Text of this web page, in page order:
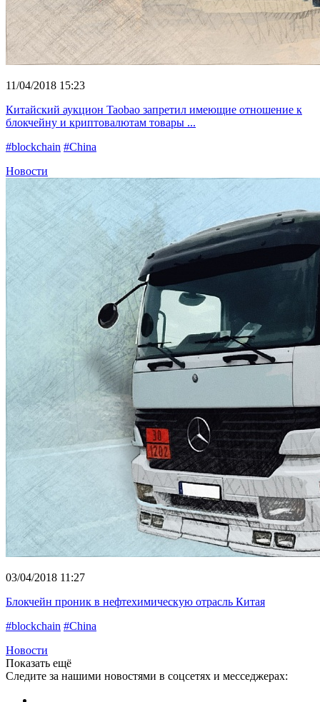
11/04/2018 15:23
Китайский аукцион Taobao запретил имеющие отношение к
блокчейну и криптовалютам товары ...
#blockchain #China
Новости
03/04/2018 11:27
Блокчейн проник в нефтехимическую отрасль Китая
#blockchain #China
Новости
Показать ещё
Следите за нашими новостями в соцсетях и месседжерах: